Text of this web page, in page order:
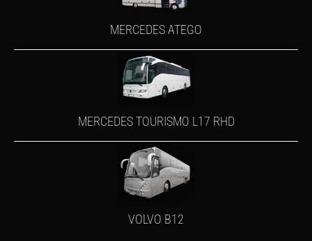
MERCEDES ATEGO
MERCEDES TOURISMO L17 RHD
VOLVO B12